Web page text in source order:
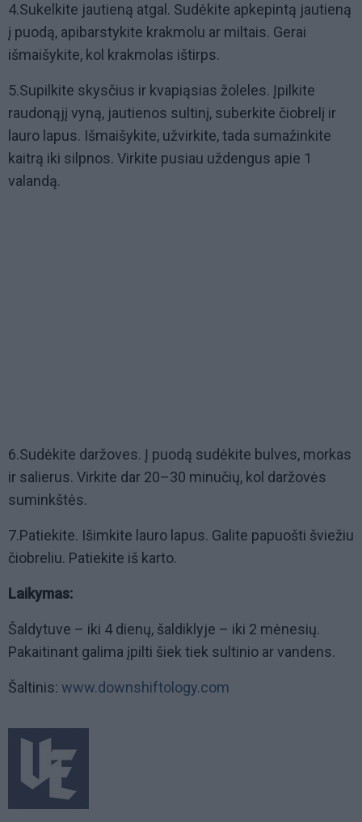
4.Sukelkite jautieną atgal. Sudėkite apkepintą jautieną
į puodą, apibarstykite krakmolu ar miltais. Gerai
išmaišykite, kol krakmolas ištirps.
5.Supilkite skysčius ir kvapiąsias žoleles. Įpilkite
raudonąjį vyną, jautienos sultinį, suberkite čiobrelį ir
lauro lapus. Išmaišykite, užvirkite, tada sumažinkite
kaitrą iki silpnos. Virkite pusiau uždengus apie 1
valandą.
6.Sudėkite daržoves. Į puodą sudėkite bulves, morkas
ir salierus. Virkite dar 20–30 minučių, kol daržovės
suminkštės.
7.Patiekite. Išimkite lauro lapus. Galite papuošti šviežiu
čiobreliu. Patiekite iš karto.
Laikymas:
Šaldytuve – iki 4 dienų, šaldiklyje – iki 2 mėnesių.
Pakaitinant galima įpilti šiek tiek sultinio ar vandens.
Šaltinis: www.downshiftology.com